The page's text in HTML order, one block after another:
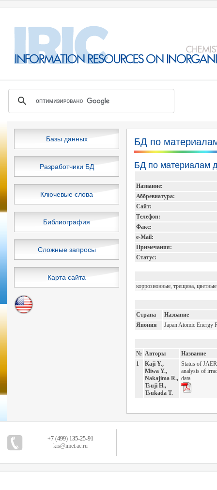
Базы данных
Разработчики БД
Ключевые слова
Библиография
Сложные запросы
Карта сайта
БД по
БД по материалам
Название:
Аббревиатура:
Сайт:
Телефон:
Факс:
e-Mail:
Примечания:
Статус:
коррозионные, трещина,
Страна
Название
Япония
Japan Atomic Energy
№ Авторы
Название
1
Kaji Y.,
Miwa Y.,
Nakajima R.,
Tsuji H.,
Tsukada T.
Status of
analysis of
data
+7 (499) 135-25-91
kis@imet.ac.ru